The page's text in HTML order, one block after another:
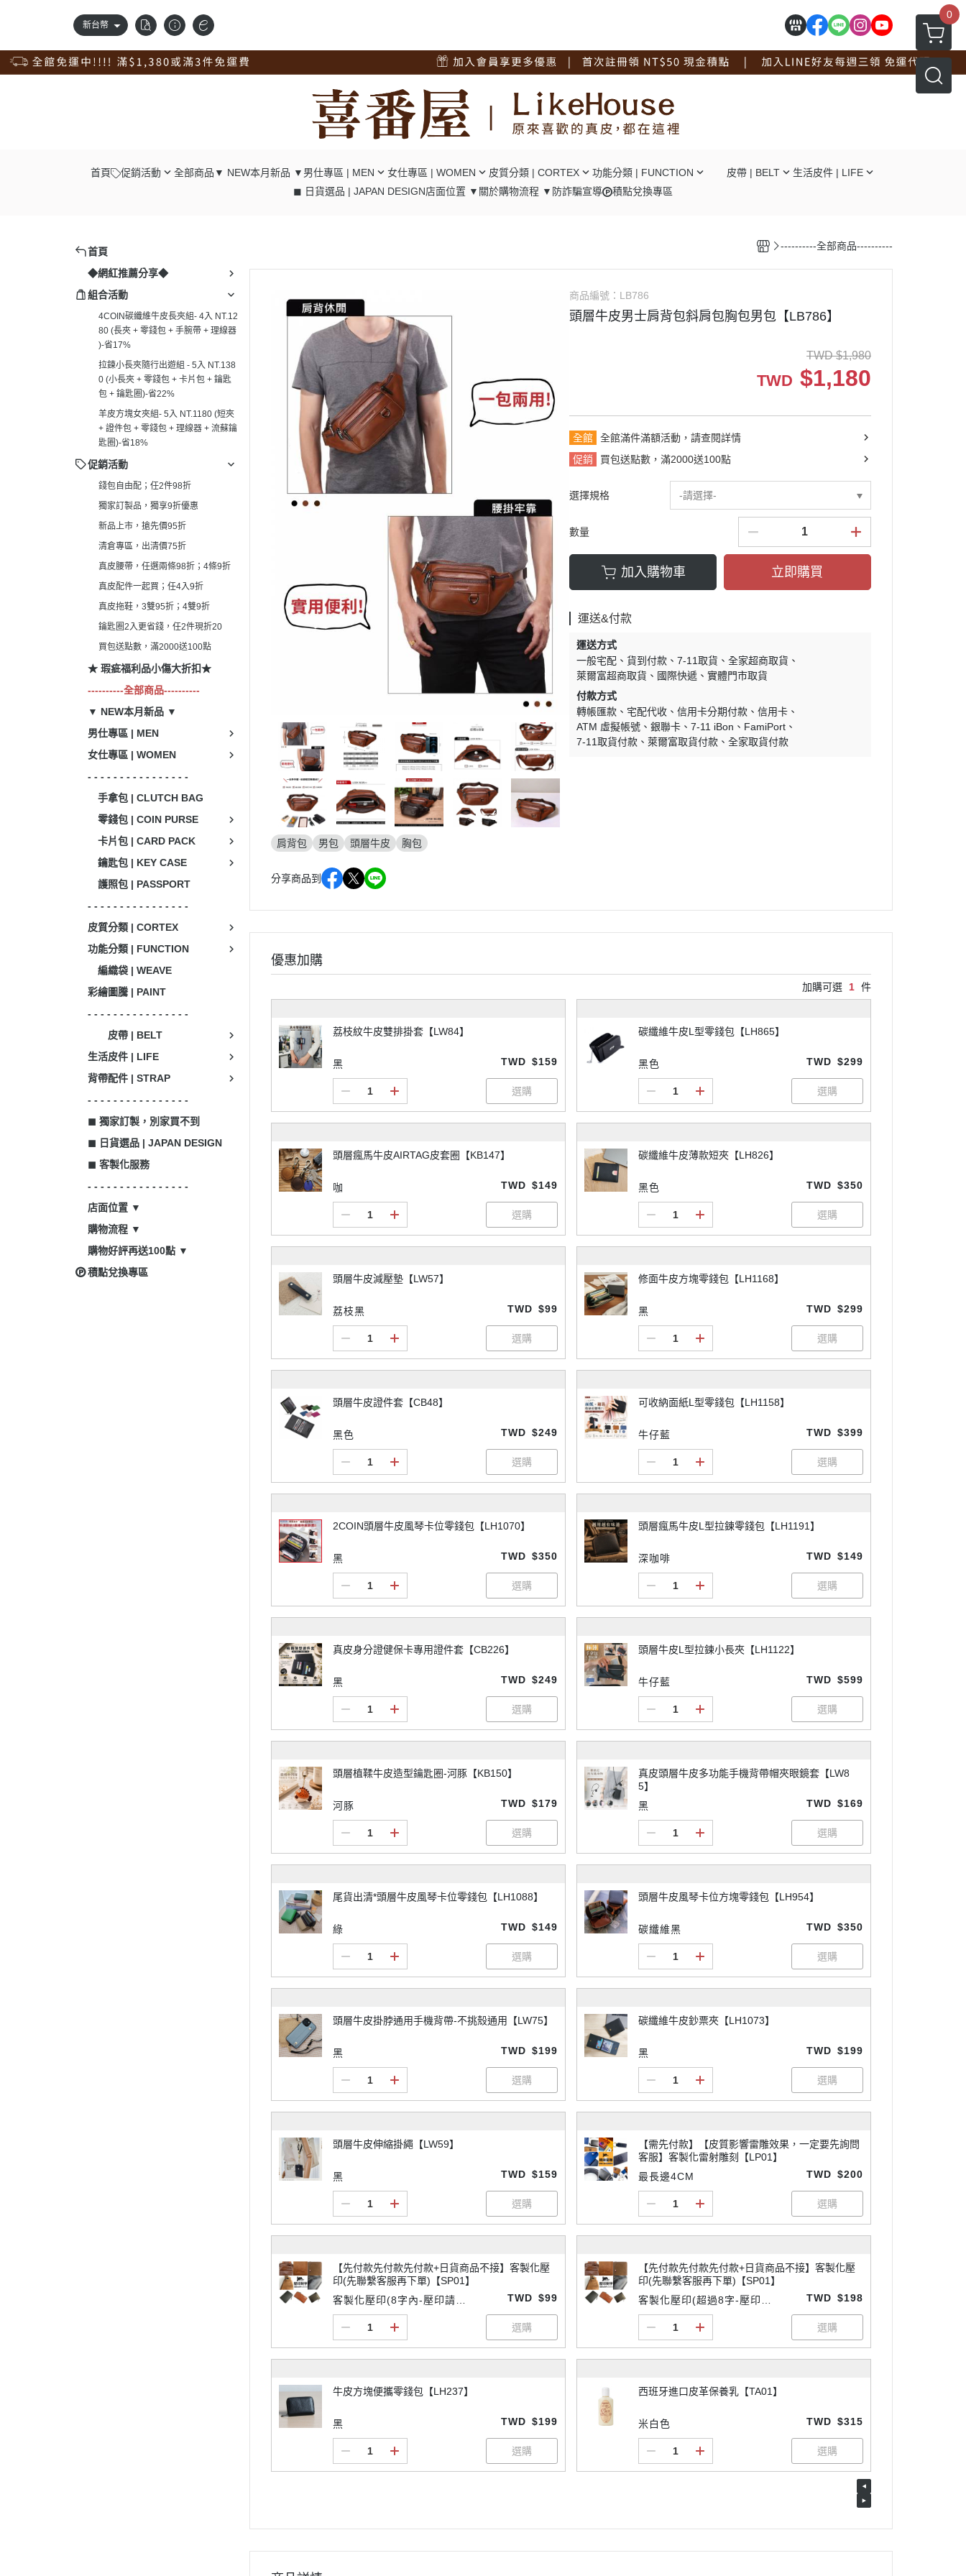
新台幣
0
首頁 促銷活動
新品上市，搶先價95折
清倉專區，出清價75折
真皮腰帶，任選兩條98折；4條9折
真皮配件一起買；任4入9折
真皮拖鞋，3雙95折；4雙9折
鑰匙圈2入更省錢，任2件現折20
買包送點數，滿2000送100點
全部商品 ▼ NEW本月新品 ▼ 男仕專區 | MEN
┕ 男仕 - 肩背包
┕ 男仕 - 後背包
┕ 男仕 - 手拿包
┕ 男仕 - 平板/電腦/手提包
┕ 男仕 - 皮帶
女仕專區 | WOMEN
┕ 女仕 - 後背包
┕ 女仕 - 手拿包
┕ 女仕 - 皮帶
皮質分類 | CORTEX
┕ 碳纖維牛皮
功能分類 | FUNCTION
┕ 翻頁卡位
┕ 風琴卡位
皮帶 | BELT
┕對釦
生活皮件 | LIFE
┕ 工作圍裙
┕ 面紙盒杯墊
┕ 線材捲線器
┕ 眼鏡收納包
┕ 手機殼系列
◼ 日貨選品 | JAPAN DESIGN店面位置 ▼ 關於購物流程 ▼ 防詐騙宣導 積點兌換專區
首頁
◆網紅推薦分享◆
組合活動
4COIN碳纖維牛皮長夾組- 4入 NT.12
80 (長夾 + 零錢包 + 手腕帶 + 理線器
)-省17%
拉鍊小長夾隨行出遊組 - 5入 NT.138
0 (小長夾 + 零錢包 + 卡片包 + 鑰匙
包 + 鑰匙圈)-省22%
羊皮方塊女夾組- 5入 NT.1180 (短夾
+ 證件包 + 零錢包 + 理線器 + 流蘇鑰
匙圈)-省18%
促銷活動
錢包自由配；任2件98折
獨家訂製品，獨享9折優惠
新品上市，搶先價95折
清倉專區，出清價75折
真皮腰帶，任選兩條98折；4條9折
真皮配件一起買；任4入9折
真皮拖鞋，3雙95折；4雙9折
鑰匙圈2入更省錢，任2件現折20
買包送點數，滿2000送100點
★ 瑕疵福利品小傷大折扣★
----------全部商品----------
▼ NEW本月新品 ▼
男仕專區 | MEN
女仕專區 | WOMEN
- - - - - - - - - - - - - - - -
手拿包 | CLUTCH BAG
零錢包 | COIN PURSE
卡片包 | CARD PACK
鑰匙包 | KEY CASE
護照包 | PASSPORT
- - - - - - - - - - - - - - - -
皮質分類 | CORTEX
功能分類 | FUNCTION
編織袋 | WEAVE
彩繪圖騰 | PAINT
- - - - - - - - - - - - - - - -
皮帶 | BELT
生活皮件 | LIFE
背帶配件 | STRAP
- - - - - - - - - - - - - - - -
◼ 獨家訂製，別家買不到
◼ 日貨選品 | JAPAN DESIGN
◼ 客製化服務
- - - - - - - - - - - - - - - -
店面位置 ▼
購物流程 ▼
購物好評再送100點 ▼
積點兌換專區
----------全部商品----------
肩背包 男包 頭層牛皮 胸包
分享商品到
商品編號： LB786
頭層牛皮男士肩背包斜肩包胸包男包【LB786】
TWD $1,980
TWD $1,180
全館
全館滿件滿額活動，請查閱詳情
促銷
買包送點數，滿2000送100點
選擇規格 -請選擇-
數量
加入購物車 立即購買
運送&付款
運送方式
一般宅配
貨到付款 7-11取貨
全家超商取貨
萊爾富超商取貨
國際快遞
實體門市取貨
付款方式
轉帳匯款
宅配代收 信用卡分期付款
信用卡
ATM 虛擬帳號
銀聯卡 7-11 iBon
FamiPort
7-11取貨付款
萊爾富取貨付款 全家取貨付款
優惠加購
加購可選 1 件
荔枝紋牛皮雙排掛套【LW84】
黑 TWD $159
碳纖維牛皮L型零錢包【LH865】
黑色 TWD $299
頭層瘋馬牛皮AIRTAG皮套圈【KB147】
咖 TWD $149
碳纖維牛皮薄款短夾【LH826】
黑色 TWD $350
頭層牛皮減壓墊【LW57】
荔枝黑 TWD $99
修面牛皮方塊零錢包【LH1168】
黑 TWD $299
頭層牛皮證件套【CB48】
黑色 TWD $249
可收納面紙L型零錢包【LH1158】
牛仔藍 TWD $399
2COIN頭層牛皮風琴卡位零錢包【LH1070】
黑 TWD $350
頭層瘋馬牛皮L型拉鍊零錢包【LH1191】
深咖啡 TWD $149
真皮身分證健保卡專用證件套【CB226】
黑 TWD $249
頭層牛皮L型拉鍊小長夾【LH1122】
牛仔藍 TWD $599
頭層植鞣牛皮造型鑰匙圈-河豚【KB150】
河豚 TWD $179
真皮頭層牛皮多功能手機背帶帽夾眼鏡套【LW8
5】
黑
TWD $169
尾貨出清*頭層牛皮風琴卡位零錢包【LH1088】
綠 TWD $149
頭層牛皮風琴卡位方塊零錢包【LH954】
碳纖維黑 TWD $350
頭層牛皮掛脖通用手機背帶-不挑殼通用【LW75】
黑 TWD $199
碳纖維牛皮鈔票夾【LH1073】
黑 TWD $199
頭層牛皮伸縮掛繩【LW59】
黑 TWD $159
【需先付款】【皮質影響雷雕效果，一定要先詢問
客服】客製化雷射雕刻【LP01】
最長邊4CM
TWD $200
【先付款先付款先付款+日貨商品不接】客製化壓
印(先聯繫客服再下單)【SP01】
客製化壓印(8字內-壓印請先
TWD $99
【先付款先付款先付款+日貨商品不接】客製化壓
印(先聯繫客服再下單)【SP01】
客製化壓印(超過8字-壓印請
TWD $198
牛皮方塊便攜零錢包【LH237】
黑 TWD $199
西班牙進口皮革保養乳【TA01】
米白色 TWD $315